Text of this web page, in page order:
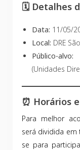
🗓️ Detalhes
Data: 11/05/
Local: DRE
Público-alvo:
(Unidades
⏰ Horários
Para melhor
será dividida em
se para